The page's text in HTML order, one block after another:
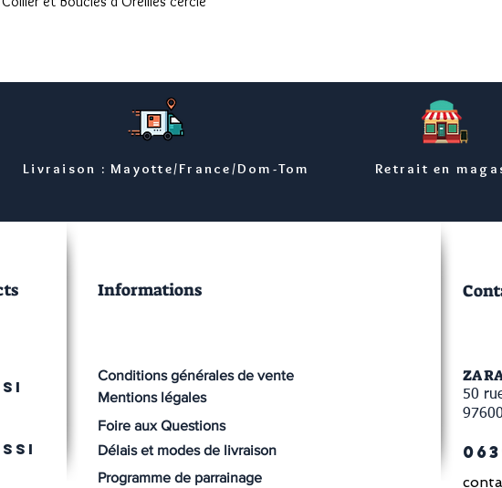
Livraison : Mayotte/France/Dom-Tom Retrait en
Conditions générales de vente
Mentions légales
Informations
Foire aux Questions
Délais et modes de livraison
Programme de parrainage
ZA
50